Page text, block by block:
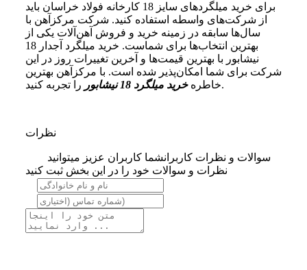
برای خرید میلگردهای سایز 18 کارخانه فولاد خراسان باید
از شرکت‌های واسطه استفاده کنید. شرکت مرکزآهن با
سال‌ها سابقه در زمینه خرید و فروش آهن‌آلات یکی از
بهترین انتخاب‌ها برای شماست. خرید میلگرد آجدار 18
نیشابور با بهترین قیمت‌‌ها و آخرین تغییرات روز در این
شرکت‌ برای شما امکان‌پذیر شده است. با مرکزآهن بهترین
خاطرهخرید میلگرد 18 نیشابور را تجربه کنید.
نظرات
سوالات و نظرات کاربرانشما کاربران عزیز میتوانید
نظرات و سوالات خود را در این بخش ثبت کنید